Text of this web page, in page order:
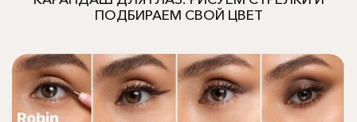
ПОДБИРАЕМ СВОЙ ЦВЕТ